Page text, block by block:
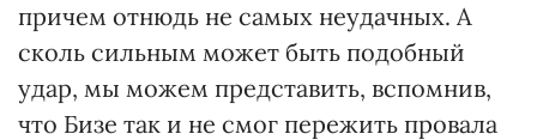
причем отнюдь не самых неудачных. А
сколь сильным может быть подобный
удар, мы можем представить, вспомнив,
что Бизе так и не смог пережить провала